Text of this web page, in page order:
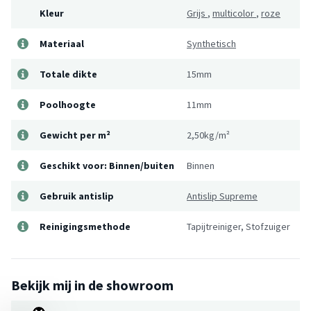
Kleur Grijs , multicolor , roze
Materiaal Synthetisch
Totale dikte 15mm
Poolhoogte 11mm
Gewicht per m² 2,50kg/m²
Geschikt voor: Binnen/buiten Binnen
Gebruik antislip Antislip Supreme
Reinigingsmethode Tapijtreiniger, Stofzuiger
Bekijk mij in de showroom